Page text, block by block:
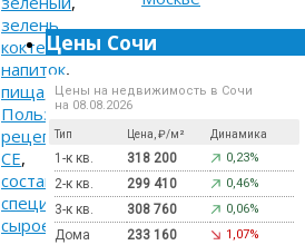
зелень,
коктейль,
напиток,
пища
Польза,
рецепт,
СЕ,
состав ,
специи,
сыроедение
Цены Сочи
Цены на недвижимость в Сочи
на 08.08.2026
Тип Цена, ₽/м² Динамика
1-к кв. 318 200 0,23%
2-к кв. 299 410 0,46%
3-к кв. 308 760 0,06%
Дома 233 160 1,07%